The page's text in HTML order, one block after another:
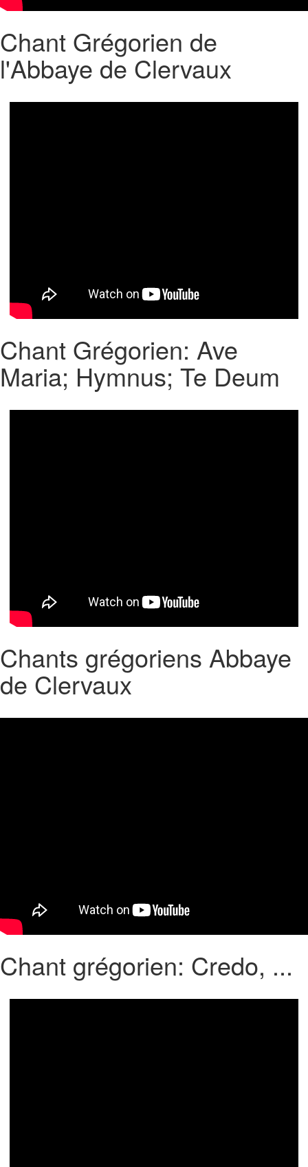
Chant Grégorien de
l'Abbaye de Clervaux
Chant Grégorien: Ave
Maria; Hymnus; Te Deum
Chants grégoriens Abbaye
de Clervaux
Chant grégorien: Credo, ...